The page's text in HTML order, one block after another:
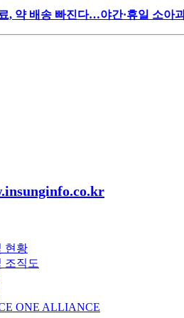
, 약 배송 빠진다…야간·휴일 소아
현황
조직도
ONE ALLIANCE